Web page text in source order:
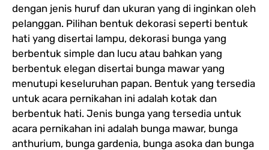
dengan jenis huruf dan ukuran yang di inginkan oleh
pelanggan. Pilihan bentuk dekorasi seperti bentuk
hati yang disertai lampu, dekorasi bunga yang
berbentuk simple dan lucu atau bahkan yang
berbentuk elegan disertai bunga mawar yang
menutupi keseluruhan papan. Bentuk yang tersedia
untuk acara pernikahan ini adalah kotak dan
berbentuk hati. Jenis bunga yang tersedia untuk
acara pernikahan ini adalah bunga mawar, bunga
anthurium, bunga gardenia, bunga asoka dan bunga